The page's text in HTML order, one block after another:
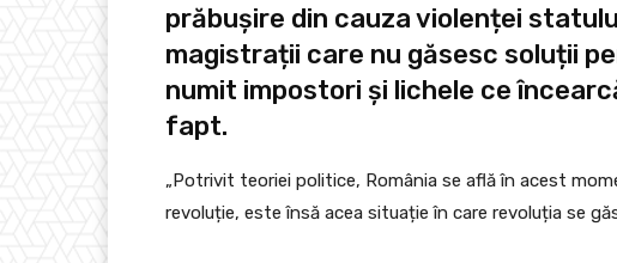
prăbușire din cauza violenței
magistrații care nu găsesc soluții
numit impostori și lichele ce
fapt.
„Potrivit teoriei politice, România se află în acest
revoluție, este însă acea situație în care revoluția se